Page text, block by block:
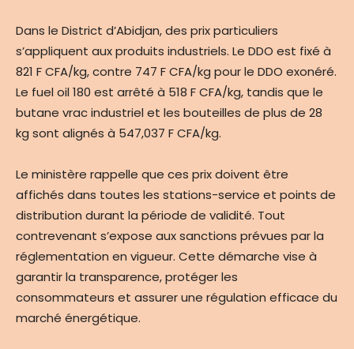
Dans le District d’Abidjan, des prix particuliers
s’appliquent aux produits industriels. Le DDO est fixé à
821 F CFA/kg, contre 747 F CFA/kg pour le DDO exonéré.
Le fuel oil 180 est arrêté à 518 F CFA/kg, tandis que le
butane vrac industriel et les bouteilles de plus de 28
kg sont alignés à 547,037 F CFA/kg.
Le ministère rappelle que ces prix doivent être
affichés dans toutes les stations-service et points de
distribution durant la période de validité. Tout
contrevenant s’expose aux sanctions prévues par la
réglementation en vigueur. Cette démarche vise à
garantir la transparence, protéger les
consommateurs et assurer une régulation efficace du
marché énergétique.